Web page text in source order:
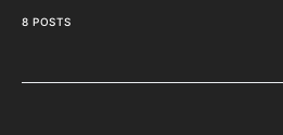
8 POSTS